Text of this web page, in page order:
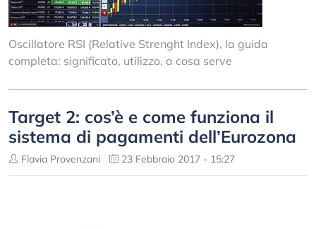
Oscillatore RSI (Relative Strenght Index), la guida
completa: significato, utilizzo, a cosa serve
Target 2: cos’è e come funziona il
sistema di pagamenti dell’Eurozona
Flavia Provenzani 23 Febbraio 2017 - 15:27